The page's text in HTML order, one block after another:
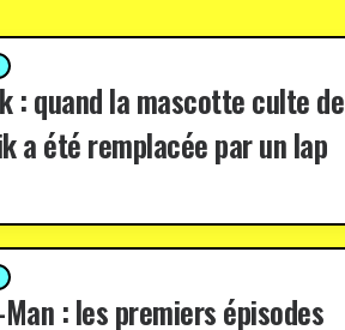
: quand la mascotte culte de
a été remplacée par un lap
: les premiers épisodes